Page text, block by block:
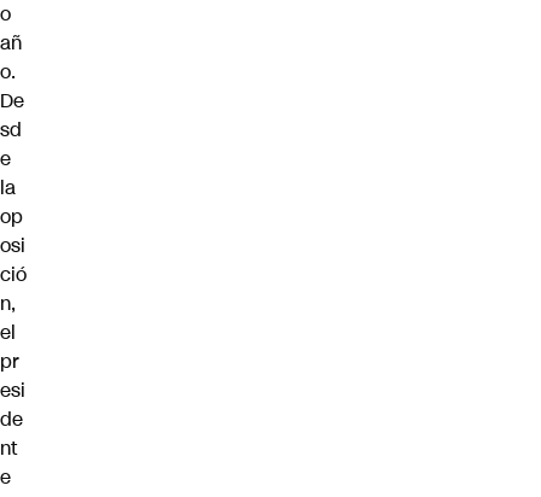
o
añ
o.
De
sd
e
la
op
osi
ció
n,
el
pr
esi
de
nt
e